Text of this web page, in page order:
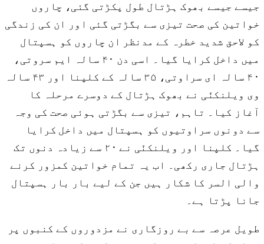
جیسے جیسے بھوک ہڑتال طول پکڑتی گئی، چاروں
خواتین کی صحت تیزی سے بگڑتی گئی اور ان کی زندگی
کو لاحق شدید خطرہ کے مدنظر ان چاروں کو ہسپتال
میں داخل کرایا گیا۔ اسی دن ۴۰ سالہ ایم سروتی،
۴۰ سالہ ای سراوتی، ۳۵ سالہ کے کلپنا اور ۴۳ سالہ
وی ویلنکنّی نے بھوک ہڑتال کے دوسرے مرحلہ کا
آغاز کیا۔ تاہم، تیزی سے بگڑتی ہوئی صحت کی وجہ
سے دونوں سراوتیوں کو ہسپتال میں داخل کرایا
گیا۔ کلپنا اور ویلنکنّی نے ۲۰ سے زیادہ دنوں تک
ہڑتال جاری رکھی۔ اب یہ تمام خواتین کمزور کرنے
والی السر کا شکار ہیں جن کے لیے بار بار ہسپتال
جانا پڑتا ہے۔
طویل عرصہ سے بے روزگاری نے مزدوروں کے کنبوں پر